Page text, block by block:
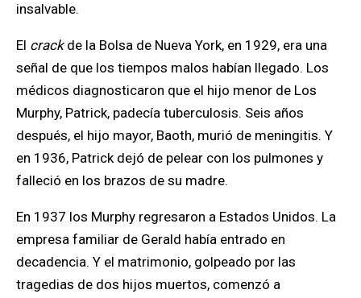
insalvable.
El crackde la Bolsa de Nueva York, en 1929, era una
señal de que los tiempos malos habían llegado. Los
médicos diagnosticaron que el hijo menor de Los
Murphy, Patrick, padecía tuberculosis. Seis años
después, el hijo mayor, Baoth, murió de meningitis. Y
en 1936, Patrick dejó de pelear con los pulmones y
falleció en los brazos de su madre.
En 1937 los Murphy regresaron a Estados Unidos. La
empresa familiar de Gerald había entrado en
decadencia. Y el matrimonio, golpeado por las
tragedias de dos hijos muertos, comenzó a